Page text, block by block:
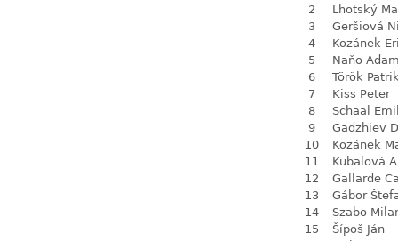
2
Lhotský
3
Geršiová
4
Kozánek
5
Naňo
6
Török
7
Kiss Peter
8
Schaal
9
Gadzhiev
10
Kozánek
11
Kubalová
12
Gallarde
13
Gábor
14
Szabo
15
Šípoš Ján